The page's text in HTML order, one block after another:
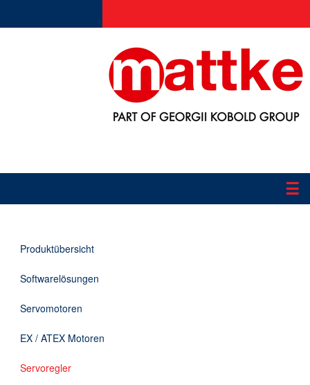
☰
Applikationen
Informationen
Downloads
Kontakt
Produktübersicht
Softwarelösungen
Servomotoren
EX / ATEX Motoren
Servoregler